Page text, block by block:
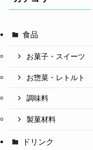
食品
お菓子・スイーツ
お惣菜・レトルト
調味料
製菓材料
ドリンク